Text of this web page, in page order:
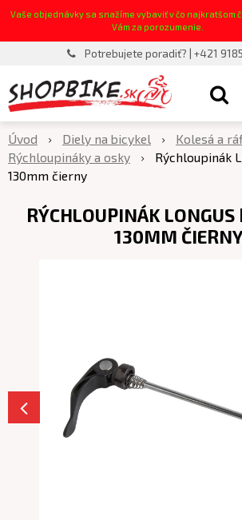
Vaše objednávky sa snažíme vybaviť v čo najkratšom
Vám za porozumenie.
Potrebujete poradiť? | +421
Úvod Diely na bicykel
Kolesá a
Rýchloupináky a osky
Rýchloupinák
130mm čierny
RÝCHLOUPINÁK LONGUS
130MM